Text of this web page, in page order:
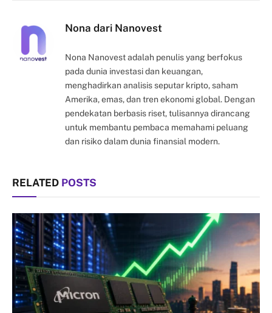
Nona dari Nanovest
Nona Nanovest adalah penulis yang berfokus
pada dunia investasi dan keuangan,
menghadirkan analisis seputar kripto, saham
Amerika, emas, dan tren ekonomi global. Dengan
pendekatan berbasis riset, tulisannya dirancang
untuk membantu pembaca memahami peluang
dan risiko dalam dunia finansial modern.
RELATED POSTS